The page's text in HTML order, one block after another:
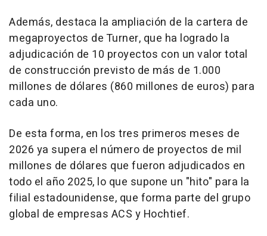
Además, destaca la ampliación de la cartera de
megaproyectos de Turner, que ha logrado la
adjudicación de 10 proyectos con un valor total
de construcción previsto de más de 1.000
millones de dólares (860 millones de euros) para
cada uno.
De esta forma, en los tres primeros meses de
2026 ya supera el número de proyectos de mil
millones de dólares que fueron adjudicados en
todo el año 2025, lo que supone un "hito" para la
filial estadounidense, que forma parte del grupo
global de empresas ACS y Hochtief.